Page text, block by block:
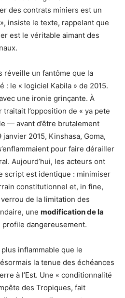
des contrats miniers est un
», insiste le texte, rappelant que
est le véritable aimant des
réveille un fantôme que la
: le « logiciel Kabila » de 2015.
une ironie grinçante. À
traitait l’opposition de « ya pete
— avant d’être brutalement
2015, Kinshasa, Goma,
pour faire dérailler
Aujourd’hui, les acteurs ont
script est identique : minimiser
constitutionnel et, in fine,
de la limitation des
une modification de la
profile dangereusement.
inflammable que le
la tenue des échéances
à l’Est. Une « conditionnalité
des Tropiques, fait